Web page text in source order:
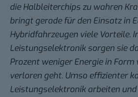
die Halbleiterchips zu wahren
bringt gerade für den Einsatz in
Hybridfahrzeugen viele Vorteile.
Leistungselektronik sorgen sie
Prozent weniger Energie in Form
verloren geht. Umso effizienter
Leistungselektronik arbeiten